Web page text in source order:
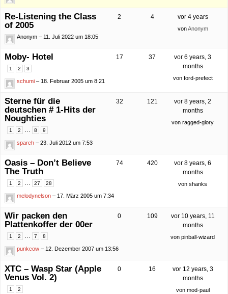
Re-Listening the Class
of 2005
Anonym – 11. Juli 2022 um 18:05
2 4 vor 4 years
vonAnonym
Moby- Hotel
1 2 3
schumi – 18. Februar 2005 um 8:21
17 37
vor 6 years, 3
months
von ford-prefect
Sterne für die
deutschen # 1-Hits der
Noughties
1 2 … 8 9
sparch – 23. Juli 2012 um 7:53
32 121
vor 8 years, 2
months
vonragged-glory
Oasis – Don’t Believe
The Truth
1 2 … 27 28
melodynelson – 17. März 2005 um 7:34
74 420
vor 8 years, 6
months
vonshanks
Wir packen den
Plattenkoffer der 00er
1 2 … 7 8
punkcow – 12. Dezember 2007 um 13:56
0 109
vor 10 years, 11
months
vonpinball-wizard
XTC – Wasp Star (Apple
Venus Vol. 2)
1 2
0 16
vor 12 years, 3
months
von mod-paul